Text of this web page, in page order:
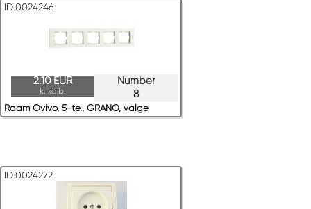
ID:0024246
Number
8
2.10 EUR
k. käib.
Raam Ovivo, 5-te., GRANO, valge
ID:0024272